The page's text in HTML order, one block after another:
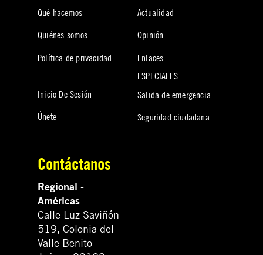
Qué hacemos
Quiénes somos
Política de privacidad
Inicio De Sesión
Únete
Actualidad
Opinión
Enlaces
ESPECIALES
Salida de emergencia
Seguridad ciudadana
Contáctanos
Regional -
Américas
Calle Luz Saviñón
519, Colonia del
Valle Benito